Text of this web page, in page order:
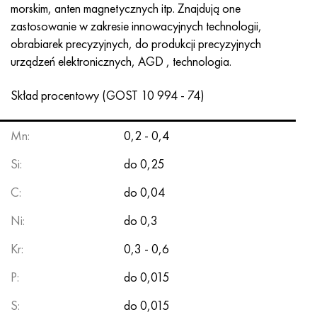
morskim, anten magnetycznych itp. Znajdują one
zastosowanie w zakresie innowacyjnych technologii,
obrabiarek precyzyjnych, do produkcji precyzyjnych
urządzeń elektronicznych, AGD , technologia.
Skład procentowy (GOST 10 994 - 74)
Mn:
0,2 - 0,4
Si:
do 0,25
C:
do 0,04
Ni:
do 0,3
Kr:
0,3 - 0,6
P:
do 0,015
S:
do 0,015
MP159
Multimet n155
Nitronika 60
Nitronik 75
56DGNH
68NKhVKTYu
81HMA
Rodzaje stopów precyzyjnych
HN73MBTYu
XN70YU
ХН78Т
HN80TBY
5B
TL5
40 tytanu
1.4567 - AISI 304Cu
1.4570-aisi303Cu
Stop 31 - 1.4562
Stop 254smo® - 1.4547
15X16H2AM
18X11MNFB
37X12N8G8MFB
40X10X2M
30X, AISI 5130, 30 godz
30hg, 30hg
34khn3ma, 36NiCrMo16, 35NiCrMo16
35hg, 35hg